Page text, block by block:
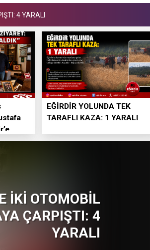
4 YARALI
EĞİRDİR YOLUNDA TEK
TARAFLI KAZA: 1 YARALI
Erdoğmuş
Mustafa
“Eğirdir’e
Hayran Kaldık”